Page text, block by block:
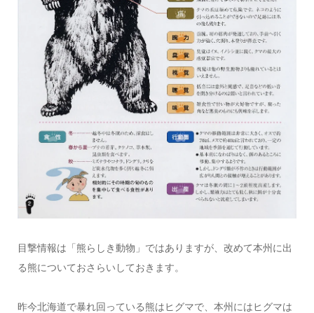
目撃情報は「熊らしき動物」ではありますが、改めて本州に出
る熊についておさらいしておきます。
昨今北海道で暴れ回っている熊はヒグマで、本州にはヒグマは